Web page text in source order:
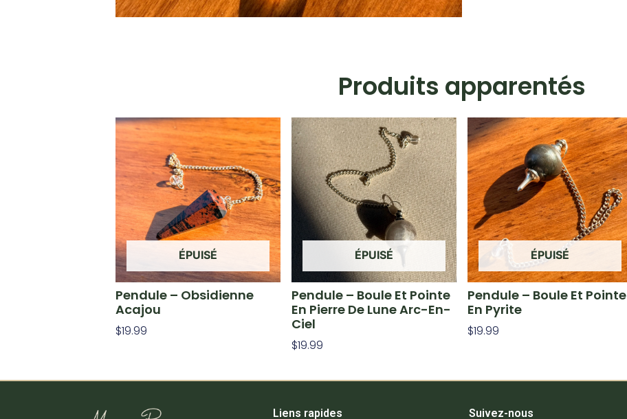
Produits apparentés
ÉPUISÉ
Pendule – Obsidienne
Acajou
$19.99
ÉPUISÉ
Pendule – Boule Et Pointe
En Pierre De Lune Arc-En-
Ciel
$19.99
ÉPUISÉ
Pendule – Boule Et Pointe
En Pyrite
$19.99
Liens rapides Suivez-nous